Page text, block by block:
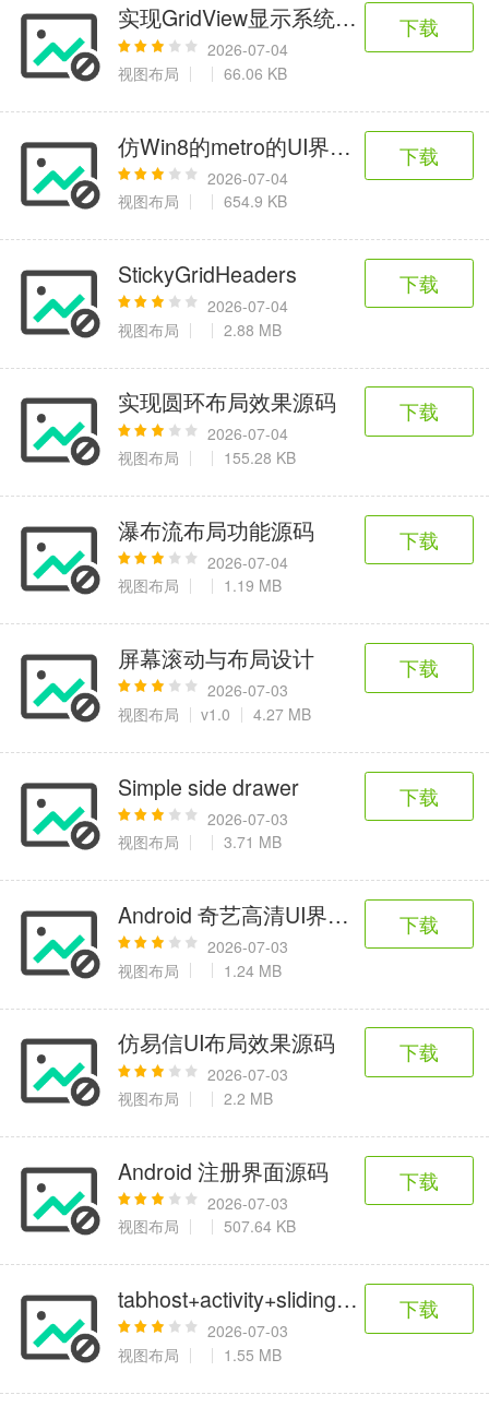
实现GridView显示系统所安装的应用
2026-07-04
视图布局
66.06 KB
下载
仿Win8的metro的UI界面源码
2026-07-04
视图布局
654.9 KB
下载
StickyGridHeaders
2026-07-04
视图布局
2.88 MB
下载
实现圆环布局效果源码
2026-07-04
视图布局
155.28 KB
下载
瀑布流布局功能源码
2026-07-04
视图布局
1.19 MB
下载
屏幕滚动与布局设计
2026-07-03
视图布局
v1.0 4.27 MB
下载
Simple side drawer
2026-07-03
视图布局
3.71 MB
下载
Android 奇艺高清UI界面源码
2026-07-03
视图布局
1.24 MB
下载
仿易信UI布局效果源码
2026-07-03
视图布局
2.2 MB
下载
Android 注册界面源码
2026-07-03
视图布局
507.64 KB
下载
tabhost+activity+slidingMenu仿新浪微
2026-07-03
视图布局
1.55 MB
下载